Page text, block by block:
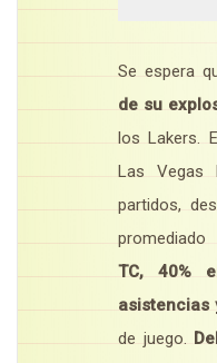
Se espera
de su
los Lakers.
Las
partidos,
promediado
TC, 40%
asistencias
de juego.